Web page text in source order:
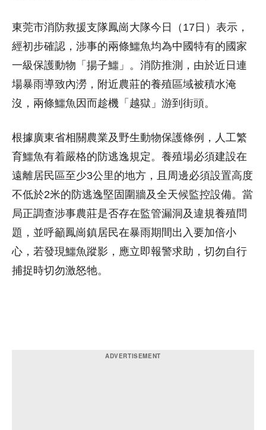
東莞市消防救援支隊鳳崗大隊今日（17日）表示，
經初步確認，涉事的兩條鱷魚均為中國特有的國家
一級保護動物「揚子鱷」。消防推測，由於近日連
場暴雨導致內澇，附近農莊的養殖區域被積水淹
沒，兩條鱷魚因而趁機「越獄」游到街頭。
根據廣東省相關農業及野生動物保護條例，人工繁
育鱷魚有着嚴格的防逃逸規定。養殖場必須建設在
遠離居民區至少3公里的地方，且周邊必須設置高度
不低於2米的防逃逸堅固圍牆及全天候監控設備。當
局正調查涉事農莊是否存在監管漏洞及違規養殖問
題，並呼籲鳳崗鎮居民在暴雨期間出入要加倍小
心，若發現鱷魚蹤影，應立即報警求助，切勿自行
捕捉時切勿激怒牠。